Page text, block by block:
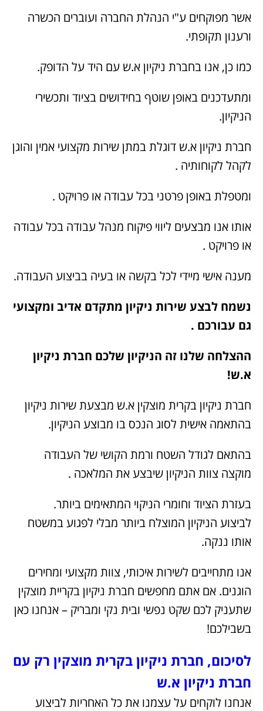
אשר מפוקחים ע"י הנהלת החברה ועוברים הכשרה
ורענון תקופתי.
כמו כן, אנו בחברת ניקיון א.ש עם היד על הדופק.
ומתעדכנים באופן שוטף בחידושים בציוד ותכשירי
הניקיון.
חברת ניקיון א.ש דוגלת במתן שירות מקצועי אמין והוגן
לקהל לקוחותיה .
ומטפלת באופן פרטני בכל עבודה או פרויקט .
אותו אנו מבצעים ליווי פיקוח מנהל עבודה בכל עבודה
או פרויקט .
מענה אישי מיידי לכל בקשה או בעיה בביצוע העבודה.
נשמח לבצע שירות ניקיון מתקדם אדיב ומקצועי
גם עבורכם .
ההצלחה שלנו זה הניקיון שלכם חברת ניקיון
א.ש!
חברת ניקיון בקרית מוצקין א.ש מבצעת שירות ניקיון
בהתאמה אישית לסוג הנכס בו מבוצע הניקיון.
בהתאם לגודל השטח ורמת הקושי של העבודה
מוקצה צוות הניקיון שיבצע את המלאכה .
בעזרת הציוד וחומרי הניקוי המתאימים ביותר.
לביצוע הניקיון המוצלח ביותר מבלי לפגוע במשטח
אותו ננקה.
אנו מתחייבים לשירות איכותי, צוות מקצועי ומחירים
הוגנים. אם אתם מחפשים חברת ניקיון בקריית מוצקין
שתעניק לכם שקט נפשי ובית נקי ומבריק – אנחנו כאן
בשבילכם!
לסיכום, חברת ניקיון בקרית מוצקין רק עם
חברת ניקיון א.ש
אנחנו לוקחים על עצמנו את כל האחריות לביצוע